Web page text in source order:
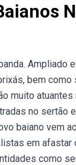
Ampliado
bem
muito
no sertão
baiano vem
em afastar
como